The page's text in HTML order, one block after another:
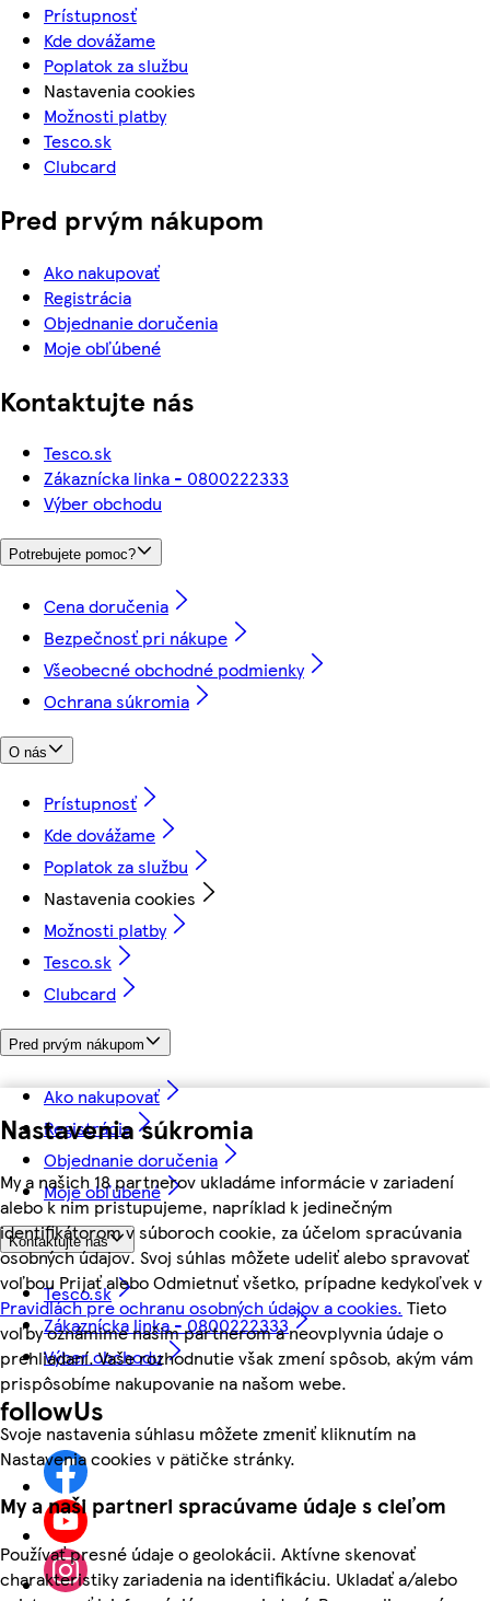
Nastavenia súkromia
My a našich 18 partnerov ukladáme informácie v zariadení
alebo k nim pristupujeme, napríklad k jedinečným
identifikátorom v súboroch cookie, za účelom spracúvania
osobných údajov. Svoj súhlas môžete udeliť alebo spravovať
voľbou Prijať alebo Odmietnuť všetko, prípadne kedykoľvek v
Pravidlách pre ochranu osobných údajov a cookies. Tieto
voľby oznámime našim partnerom a neovplyvnia údaje o
prehliadaní. Vaše rozhodnutie však zmení spôsob, akým vám
prispôsobíme nakupovanie na našom webe.
Svoje nastavenia súhlasu môžete zmeniť kliknutím na
Nastavenia cookies v pätičke stránky.
My a naši partneri spracúvame údaje s cieľom
Používať presné údaje o geolokácii. Aktívne skenovať
charakteristiky zariadenia na identifikáciu. Ukladať a/alebo
Prístupnosť
Kde dovážame
Poplatok za službu
Nastavenia cookies
Možnosti platby
Tesco.sk
Clubcard
Pred prvým nákupom
Ako nakupovať
Registrácia
Objednanie doručenia
Moje obľúbené
Kontaktujte nás
Tesco.sk
Zákaznícka linka - 0800222333
Výber obchodu
Potrebujete pomoc?
Cena doručenia
Bezpečnosť pri nákupe
Všeobecné obchodné podmienky
Ochrana súkromia
O nás
Prístupnosť
Kde dovážame
Poplatok za službu
Nastavenia cookies
Možnosti platby
Tesco.sk
Clubcard
Pred prvým nákupom
Ako nakupovať
Registrácia
Objednanie doručenia
Moje obľúbené
Kontaktujte nás
Tesco.sk
Zákaznícka linka - 0800222333
Výber obchodu
followUs